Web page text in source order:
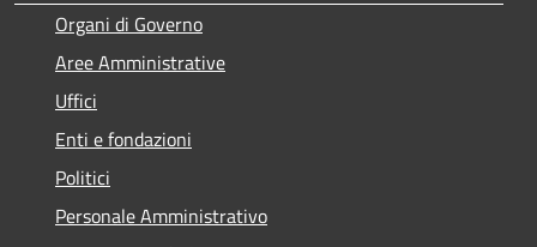
Organi di Governo
Aree Amministrative
Uffici
Enti e fondazioni
Politici
Personale Amministrativo